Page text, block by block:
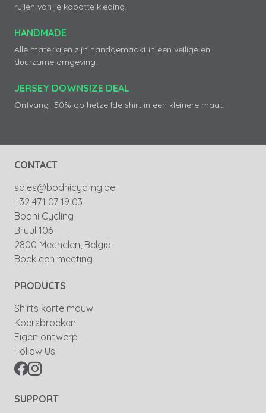
ruilen van je kapotte kleding.
HANDMADE
Alle materialen zijn handgemaakt in een veilige en
duurzame omgeving.
JERSEY DOWNSIZE DEAL
Ontvang -50% op hetzelfde shirt in een kleinere maat.
CONTACT
sales@bodhicycling.be
+32 471 07 19 03
Bodhi Cycling
Bruul 106
2800 Mechelen, België
Boek een meeting
PRODUCTS
Shirts korte mouw
Koersbroeken
Eigen ontwerp
Follow Us
SUPPORT